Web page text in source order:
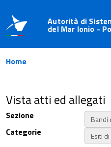
Autorità di
del Mar Ionio -
Home
Vista atti ed allegati
Sezione
Categorie